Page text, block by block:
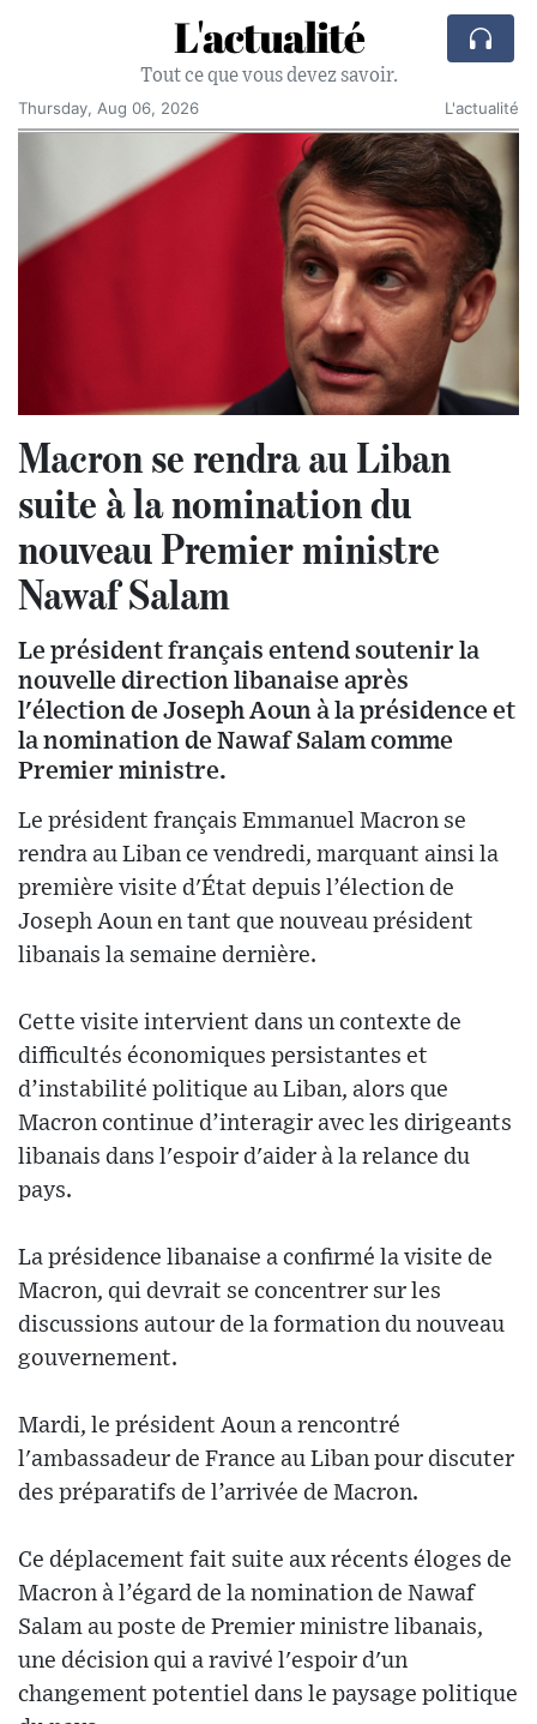
L'actualité
Tout ce que vous devez savoir.
Thursday, Aug 06, 2026
L'actualité
Macron se rendra au Liban
suite à la nomination du
nouveau Premier ministre
Nawaf Salam
Le président français entend soutenir la
nouvelle direction libanaise après
l'élection de Joseph Aoun à la présidence et
la nomination de Nawaf Salam comme
Premier ministre.
Le président français Emmanuel Macron se
rendra au Liban ce vendredi, marquant ainsi la
première visite d'État depuis l’élection de
Joseph Aoun en tant que nouveau président
libanais la semaine dernière.
Cette visite intervient dans un contexte de
difficultés économiques persistantes et
d’instabilité politique au Liban, alors que
Macron continue d’interagir avec les dirigeants
libanais dans l'espoir d'aider à la relance du
pays.
La présidence libanaise a confirmé la visite de
Macron, qui devrait se concentrer sur les
discussions autour de la formation du nouveau
gouvernement.
Mardi, le président Aoun a rencontré
l'ambassadeur de France au Liban pour discuter
des préparatifs de l’arrivée de Macron.
Ce déplacement fait suite aux récents éloges de
Macron à l’égard de la nomination de Nawaf
Salam au poste de Premier ministre libanais,
une décision qui a ravivé l'espoir d'un
changement potentiel dans le paysage politique